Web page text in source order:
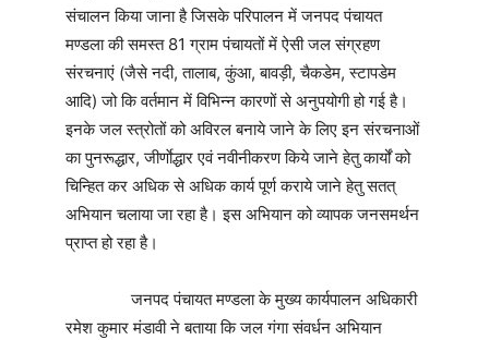
संचालन किया जाना है जिसके परिपालन में जनपद पंचायत
मण्डला की समस्त 81 ग्राम पंचायतों में ऐसी जल संग्रहण
संरचनाएं (जैसे नदी, तालाब, कुंआ, बावड़ी, चैकडेम, स्टापडेम
आदि) जो कि वर्तमान में विभिन्न कारणों से अनुपयोगी हो गई है।
इनके जल स्त्रोतों को अविरल बनाये जाने के लिए इन संरचनाओं
का पुनरूद्धार, जीर्णाेद्धार एवं नवीनीकरण किये जाने हेतु कार्यों को
चिन्हित कर अधिक से अधिक कार्य पूर्ण कराये जाने हेतु सतत्
अभियान चलाया जा रहा है। इस अभियान को व्यापक जनसमर्थन
प्राप्त हो रहा है।
जनपद पंचायत मण्डला के मुख्य कार्यपालन अधिकारी
रमेश कुमार मंडावी ने बताया कि जल गंगा संवर्धन अभियान